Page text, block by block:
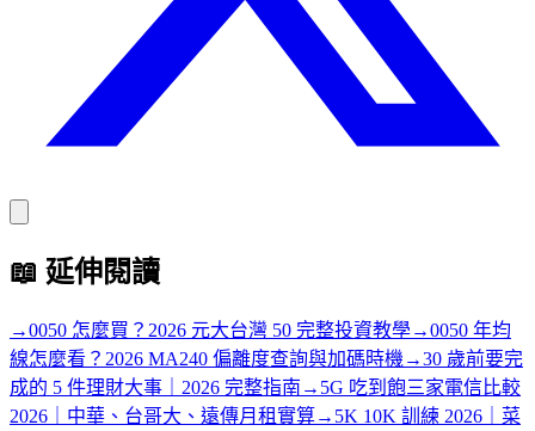
📖 延伸閱讀
→0050 怎麼買？2026 元大台灣 50 完整投資教學→0050 年均
線怎麼看？2026 MA240 偏離度查詢與加碼時機 →30 歲前要完
成的 5 件理財大事｜2026 完整指南 → 5G 吃到飽三家電信比較
2026｜中華、台哥大、遠傳月租實算→ 5K 10K 訓練 2026｜菜